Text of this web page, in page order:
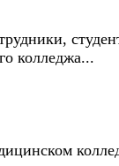
колледжа...